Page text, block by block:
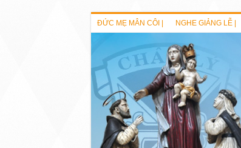
ĐỨC MẸ MÂN CÔI | NGHE GIẢNG LỄ |